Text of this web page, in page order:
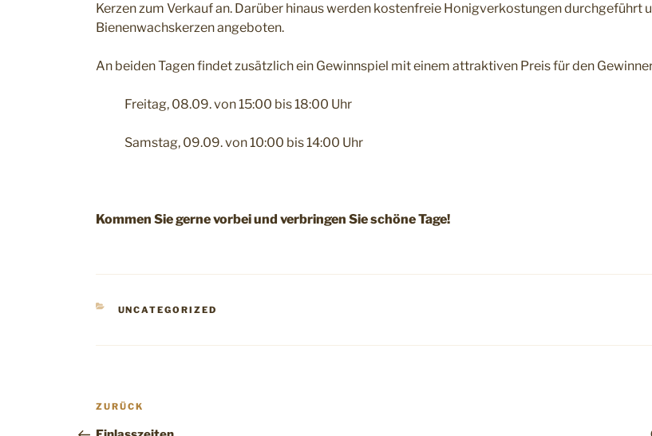
Kerzen zum Verkauf an. Darüber hinaus werden kostenfreie Honigverkostungen durchgeführt
Bienenwachskerzen angeboten.
An beiden Tagen findet zusätzlich ein Gewinnspiel mit einem attraktiven Preis für den
Freitag, 08.09. von 15:00 bis 18:00 Uhr
Samstag, 09.09. von 10:00 bis 14:00 Uhr
Kommen Sie gerne vorbei und verbringen Sie schöne Tage!
KATEGORIEN
UNCATEGORIZED
Beitragsnavigation
Vorheriger
ZURÜCK